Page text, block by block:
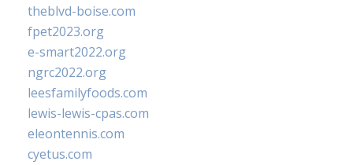
theblvd-boise.com
fpet2023.org
e-smart2022.org
ngrc2022.org
leesfamilyfoods.com
lewis-lewis-cpas.com
eleontennis.com
cyetus.com